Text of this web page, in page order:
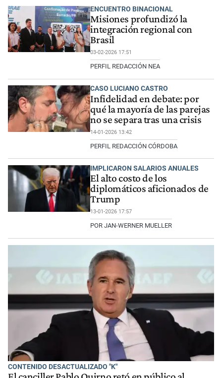
ENCUENTRO BINACIONAL
Misiones profundizó la
integración regional con
Brasil
03-02-2026 17:51
PERFIL REDACCIÓN NEA
CASO LUCIANO CASTRO
Infidelidad en debate: por
qué la mayoría de las parejas
no se separa tras una crisis
14-01-2026 13:42
PERFIL REDACCIÓN CÓRDOBA
IMPLICARON SALARIOS ANUALES
El alto costo de los
diplomáticos aficionados de
Trump
13-01-2026 17:57
POR JAN-WERNER MUELLER
CONTENIDO DESACTUALIZADO "K"